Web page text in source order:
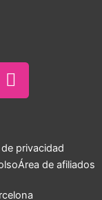
a
t
p
p
privacidad
Área de afiliados